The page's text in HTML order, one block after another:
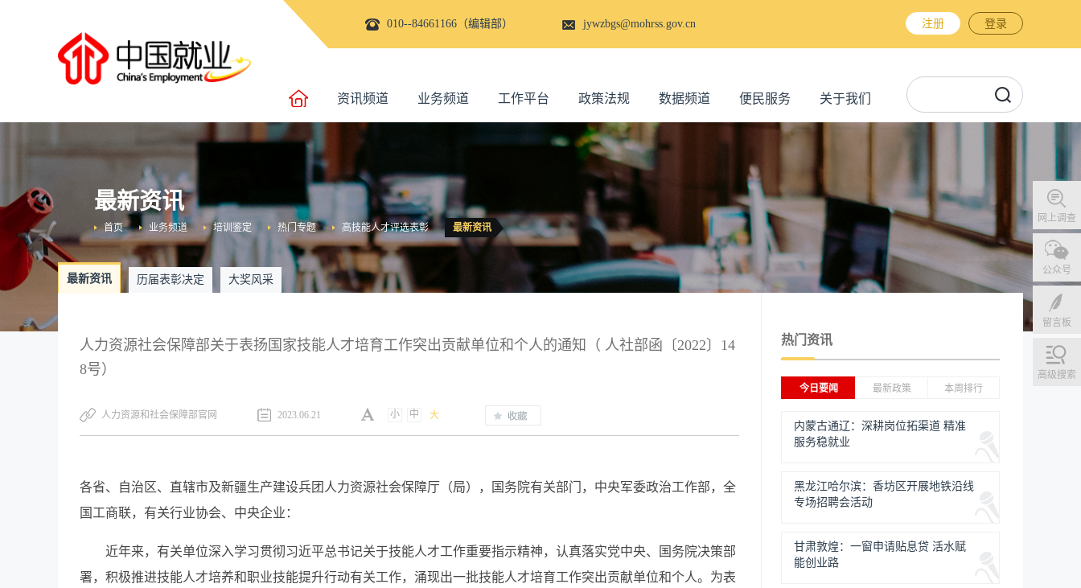
010--84661166（编辑部） jywzbgs@mohrss.gov.cn 注册 登录
资讯频道 业务频道 工作平台 政策法规 数据频道 便民服务 关于我们
网上调查
公众号
留言板
高级搜索
最新资讯
最新资讯
高技能人才评选表彰
热门专题
培训鉴定
业务频道
首页
最新资讯 历届表彰决定 大奖风采
人力资源社会保障部关于表扬国家技能人才培育工作突出贡献单位和个人的通知（ 人社部函〔2022〕14
8号）
人力资源和社会保障部官网 2023.06.21 小 中 大
各省、自治区、直辖市及新疆生产建设兵团人力资源社会保障厅（局），国务院有关部门，中央军委政治工作部，全
国工商联，有关行业协会、中央企业：
近年来，有关单位深入学习贯彻习近平总书记关于技能人才工作重要指示精神，认真落实党中央、国务院决策部
署，积极推进技能人才培养和职业技能提升行动有关工作，涌现出一批技能人才培育工作突出贡献单位和个人。为表
热门资讯
今日要闻 最新政策 本周排行
内蒙古通辽：深耕岗位拓渠道 精准
服务稳就业
黑龙江哈尔滨：香坊区开展地铁沿线
专场招聘会活动
甘肃敦煌：一窗申请贴息贷 活水赋
能创业路